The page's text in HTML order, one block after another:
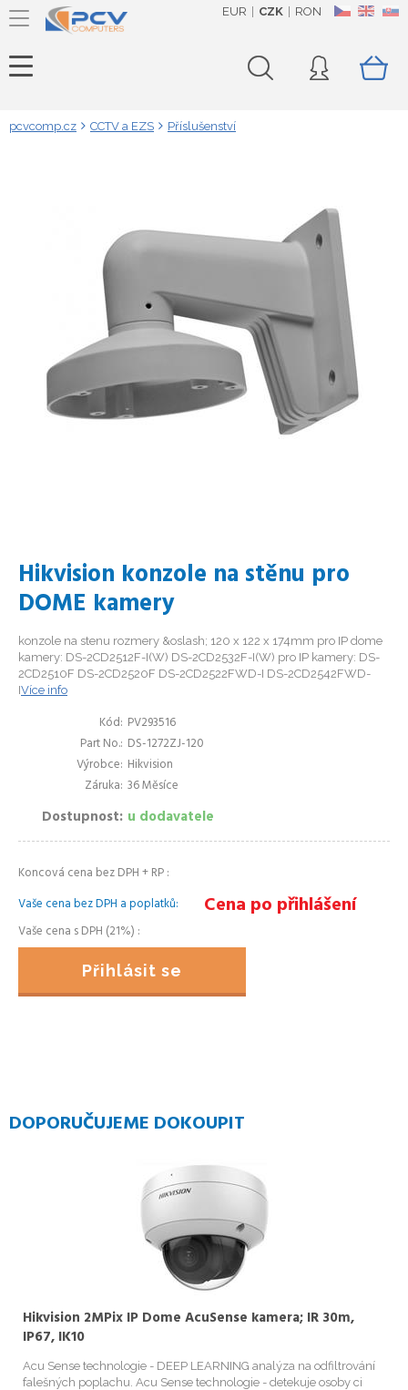
CZ EN SK
EUR CZK RON
pcvcomp.cz CCTV a EZS Příslušenství
Hikvision konzole na stěnu pro
DOME kamery
konzole na stenu rozmery &oslash; 120 x 122 x 174mm pro IP dome
kamery: DS-2CD2512F-I(W) DS-2CD2532F-I(W) pro IP kamery: DS-
2CD2510F DS-2CD2520F DS-2CD2522FWD-I DS-2CD2542FWD-
IVíce info
Kód PV293516
Part No. DS-1272ZJ-120
Výrobce Hikvision
Záruka 36 Měsíce
Dostupnost u dodavatele
Koncová cena bez DPH + RP
Vaše cena bez DPH a poplatků
Cena po přihlášení
Vaše cena s DPH (21%)
Přihlásit se
DOPORUČUJEME DOKOUPIT
Hikvision 2MPix IP Dome AcuSense kamera; IR 30m,
IP67, IK10
Acu Sense technologie - DEEP LEARNING analýza na odfiltrování
falešných poplachu. Acu Sense technologie - detekuje osoby ci